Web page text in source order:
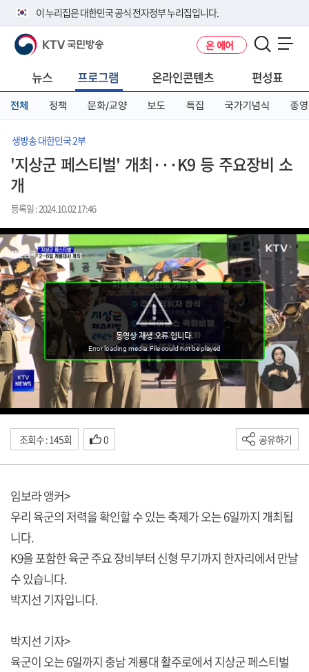
이 누리집은 대한민국 공식 전자정부 누리집입니다.
공식 누리집 주소 확인하기
니다.
이밖에 or.kr 또는 .kr등 다른 도메인 주소를 사용하고 있다면 아래 URL에
서 도메인 주소를 확인해 보세요
KTV 국민방송 온 에어
뉴스 프로그램 온라인콘텐츠 편성표
전체 정책 문화/교양 보도 특집 국가기념식 종영
생방송 대한민국 2부
'지상군 페스티벌' 개최···K9 등 주요장비 소
개
등록일 : 2024.10.02 17:46
조회수 : 145회 0 공유하기
임보라 앵커>
우리 육군의 저력을 확인할 수 있는 축제가 오는 6일까지 개최됩
니다.
K9을 포함한 육군 주요 장비부터 신형 무기까지 한자리에서 만날
수 있습니다.
박지선 기자입니다.
박지선 기자>
육군이 오는 6일까지 충남 계룡대 활주로에서 지상군 페스티벌